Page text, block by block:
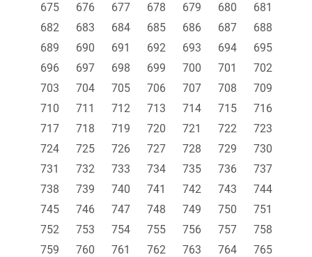
675
676 677 678 679 680
681
682
683 684 685 686 687
688
689
690 691 692 693 694
695
696
697 698 699 700 701
702
703
704 705 706 707 708
709
710
711 712 713 714 715
716
717
718 719 720 721 722
723
724
725 726 727 728 729
730
731
732 733 734 735 736
737
738
739 740 741 742 743
744
745
746 747 748 749 750
751
752
753 754 755 756 757
758
759
760 761 762 763 764
765